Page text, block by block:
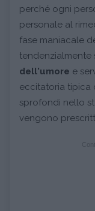
perché ogni
personale al
fase maniacale
tendenzialmente
dell'umore e
eccitatoria tipica
sprofondi nello
vengono